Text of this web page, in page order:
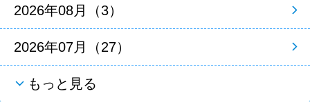
2026年08月（3）
2026年07月（27）
もっと見る